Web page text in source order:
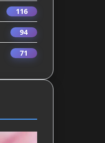
116
94
71